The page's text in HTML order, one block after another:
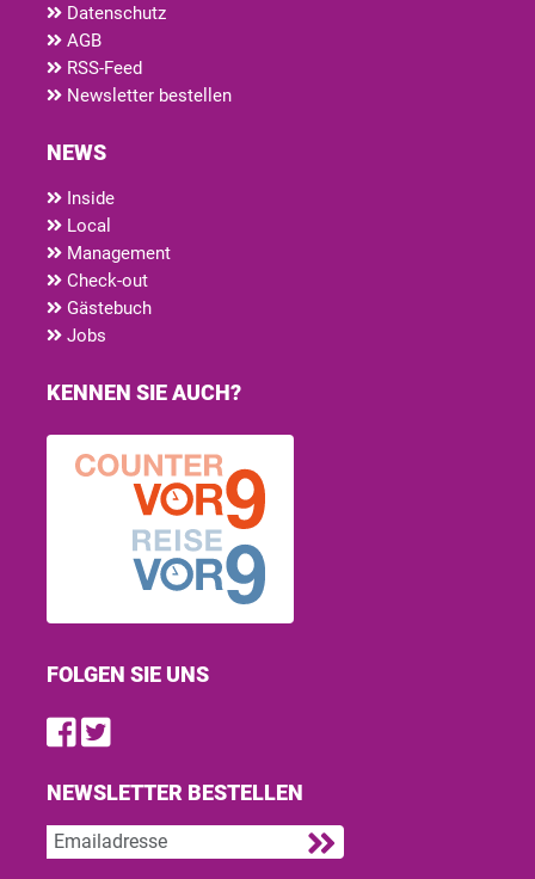
Datenschutz
AGB
RSS-Feed
Newsletter bestellen
NEWS
Inside
Local
Management
Check-out
Gästebuch
Jobs
KENNEN SIE AUCH?
FOLGEN SIE UNS
Find us on Facebook
Follow us on Twitter
NEWSLETTER BESTELLEN